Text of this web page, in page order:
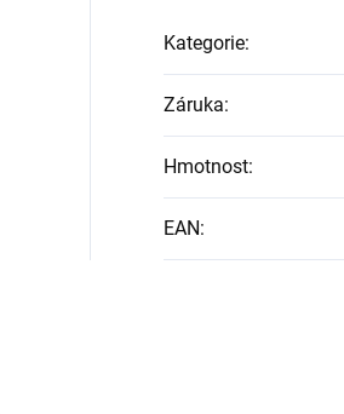
Kategorie:
Záruka:
Hmotnost:
EAN: